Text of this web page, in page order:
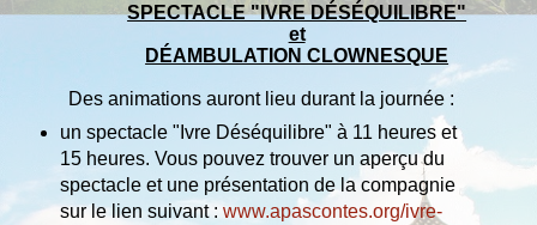
SPECTACLE "IVRE DÉSÉQUILIBRE"
et
DÉAMBULATION CLOWNESQUE
Des animations auront lieu durant la journée :
un spectacle "Ivre Déséquilibre" à 11 heures et
15 heures. Vous pouvez trouver un aperçu du
spectacle et une présentation de la compagnie
sur le lien suivant : www.apascontes.org/ivre-